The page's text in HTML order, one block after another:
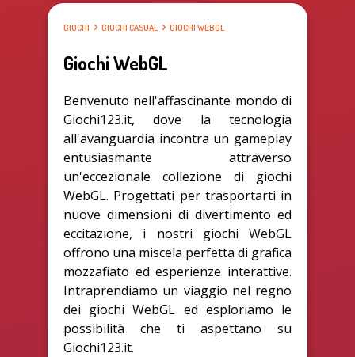
GIOCHI GIOCHI CASUAL GIOCHI WEBGL
Giochi WebGL
Benvenuto nell'affascinante mondo di
Giochi123.it, dove la tecnologia
all'avanguardia incontra un gameplay
entusiasmante attraverso
un'eccezionale collezione di giochi
WebGL. Progettati per trasportarti in
nuove dimensioni di divertimento ed
eccitazione, i nostri giochi WebGL
offrono una miscela perfetta di grafica
mozzafiato ed esperienze interattive.
Intraprendiamo un viaggio nel regno
dei giochi WebGL ed esploriamo le
possibilità che ti aspettano su
Giochi123.it.